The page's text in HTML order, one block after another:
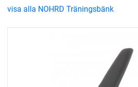
visa alla NOHRD Träningsbänk